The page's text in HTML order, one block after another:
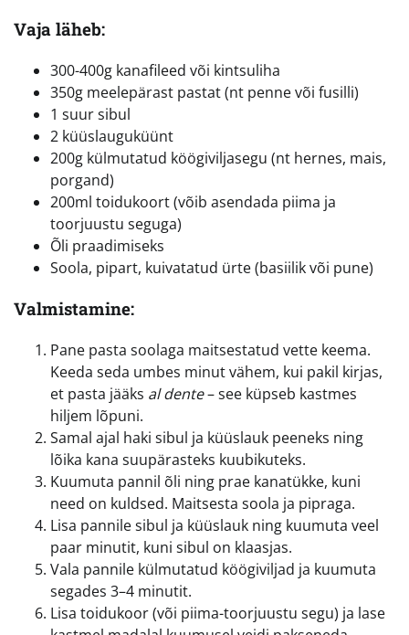
Vaja läheb:
300-400g kanafileed või kintsuliha
350g meelepärast pastat (nt penne või fusilli)
1 suur sibul
2 küüslauguküünt
200g külmutatud köögiviljasegu (nt hernes, mais,
porgand)
200ml toidukoort (võib asendada piima ja
toorjuustu seguga)
Õli praadimiseks
Soola, pipart, kuivatatud ürte (basiilik või pune)
Valmistamine:
Pane pasta soolaga maitsestatud vette keema.
Keeda seda umbes minut vähem, kui pakil kirjas,
et pasta jääks al dente– see küpseb kastmes
hiljem lõpuni.
Samal ajal haki sibul ja küüslauk peeneks ning
lõika kana suupärasteks kuubikuteks.
Kuumuta pannil õli ning prae kanatükke, kuni
need on kuldsed. Maitsesta soola ja pipraga.
Lisa pannile sibul ja küüslauk ning kuumuta veel
paar minutit, kuni sibul on klaasjas.
Vala pannile külmutatud köögiviljad ja kuumuta
segades 3–4 minutit.
Lisa toidukoor (või piima-toorjuustu segu) ja lase